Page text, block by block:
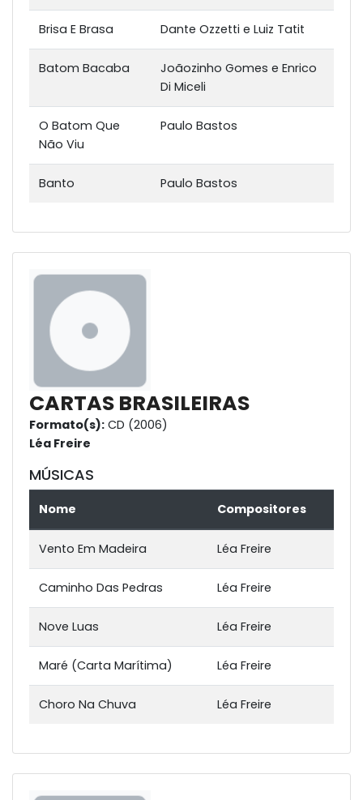
Brisa E Brasa Dante Ozzetti e Luiz Tatit
Batom Bacaba
Joãozinho Gomes e Enrico
Di Miceli
O Batom Que
Não Viu
Paulo Bastos
Banto Paulo Bastos
CARTAS BRASILEIRAS
Formato(s): CD (2006)
Léa Freire
MÚSICAS
Nome Compositores
Vento Em Madeira Léa Freire
Caminho Das Pedras Léa Freire
Nove Luas Léa Freire
Maré (Carta Marítima) Léa Freire
Choro Na Chuva Léa Freire